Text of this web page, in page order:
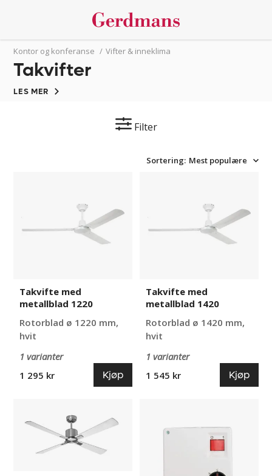
Kontor og konferanse / Vifter & inneklima
Takvifter
LES MER
Filter
Sortering: Mest populære
Takvifte med
metallblad 1220
Rotorblad ø 1220 mm,
hvit
1 varianter
1 295 kr
Kjøp
Takvifte med
metallblad 1420
Rotorblad ø 1420 mm,
hvit
1 varianter
1 545 kr
Kjøp
med
vendbare
treblader